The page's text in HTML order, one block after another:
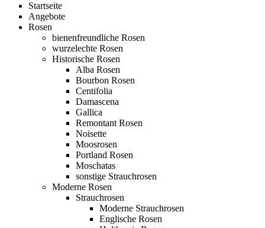
Startseite
Angebote
Rosen
bienenfreundliche Rosen
wurzelechte Rosen
Historische Rosen
Alba Rosen
Bourbon Rosen
Centifolia
Damascena
Gallica
Remontant Rosen
Noisette
Moosrosen
Portland Rosen
Moschatas
sonstige Strauchrosen
Moderne Rosen
Strauchrosen
Moderne Strauchrosen
Englische Rosen